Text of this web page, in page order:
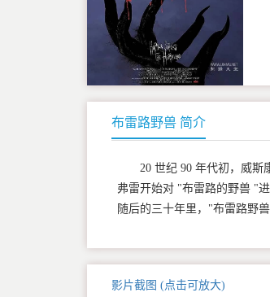
布雷路野兽 简介
20 世纪 90 年代初，威
弗雷开始对 "布雷路的野兽 "
随后的三十年里，"布雷路野
影片截图 (点击可放大)